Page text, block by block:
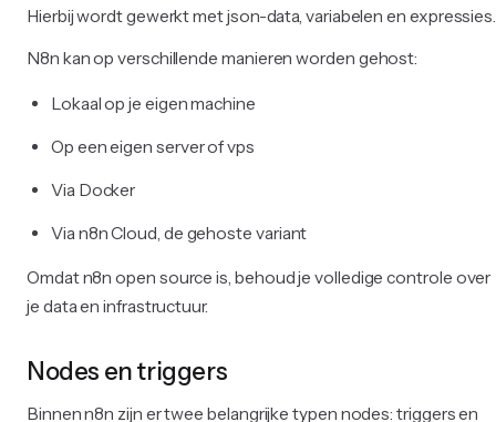
Hierbij wordt gewerkt met json-data, variabelen en expressies.
N8n kan op verschillende manieren worden gehost:
Lokaal op je eigen machine
Op een eigen server of vps
Via Docker
Via n8n Cloud, de gehoste variant
Omdat n8n open source is, behoud je volledige controle over
je data en infrastructuur.
Nodes en triggers
Binnen n8n zijn er twee belangrijke typen nodes: triggers en